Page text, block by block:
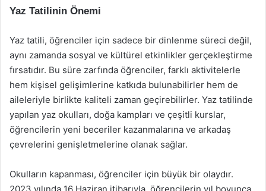
Yaz Tatilinin Önemi
Yaz tatili, öğrenciler için sadece bir dinlenme süreci değil,
aynı zamanda sosyal ve kültürel etkinlikler gerçekleştirme
fırsatıdır. Bu süre zarfında öğrenciler, farklı aktivitelerle
hem kişisel gelişimlerine katkıda bulunabilirler hem de
aileleriyle birlikte kaliteli zaman geçirebilirler. Yaz tatilinde
yapılan yaz okulları, doğa kampları ve çeşitli kurslar,
öğrencilerin yeni beceriler kazanmalarına ve arkadaş
çevrelerini genişletmelerine olanak sağlar.
Okulların kapanması, öğrenciler için büyük bir olaydır.